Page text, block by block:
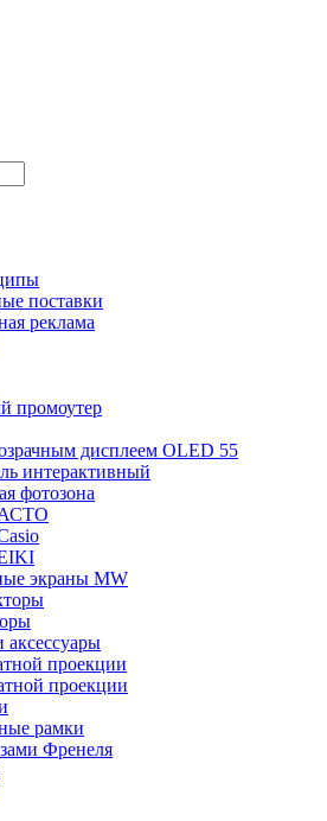
поставки
реклама
промоутер
дисплеем OLED 55
интерактивный
фотозона
экраны MW
аксессуары
проекции
проекции
рамки
Френеля